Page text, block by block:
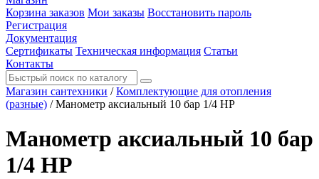
Корзина заказов Мои заказы Восстановить пароль
Регистрация
Документация
Сертификаты Техническая информация Статьи
Контакты
Магазин сантехники / Комплектующие для отопления
(разные) / Манометр аксиальный 10 бар 1/4 НР
Манометр аксиальный 10 бар
1/4 НР